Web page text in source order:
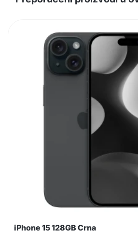
iPhone 15 128GB Crna